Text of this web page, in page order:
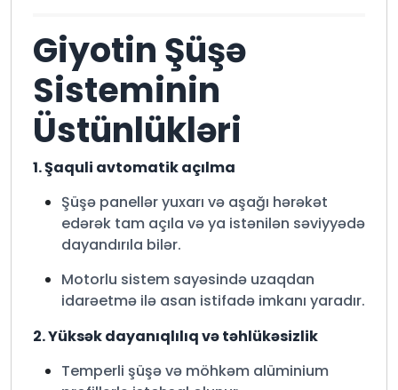
Giyotin Şüşə
Sisteminin
Üstünlükləri
1. Şaquli avtomatik açılma
Şüşə panellər yuxarı və aşağı hərəkət
edərək tam açıla və ya istənilən səviyyədə
dayandırıla bilər.
Motorlu sistem sayəsində uzaqdan
idarəetmə ilə asan istifadə imkanı yaradır.
2. Yüksək dayanıqlılıq və təhlükəsizlik
Temperli şüşə və möhkəm alüminium